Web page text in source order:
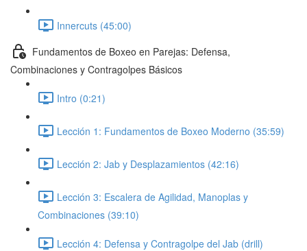
Innercuts (45:00)
Fundamentos de Boxeo en Parejas: Defensa,
Combinaciones y Contragolpes Básicos
Intro (0:21)
Lección 1: Fundamentos de Boxeo Moderno (35:59)
Lección 2: Jab y Desplazamientos (42:16)
Lección 3: Escalera de Agilidad, Manoplas y
Combinaciones (39:10)
Lección 4: Defensa y Contragolpe del Jab (drill)